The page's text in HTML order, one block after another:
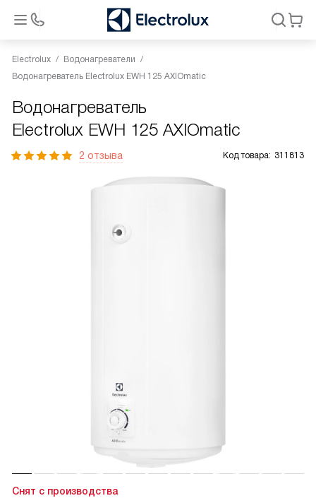
Electrolux
Водонагреватели
Водонагреватель Electrolux EWH 125 AXIOmatic
Водонагреватель
Electrolux EWH 125 AXIOmatic
2 отзыва Код товара: 311813
Снят с производства